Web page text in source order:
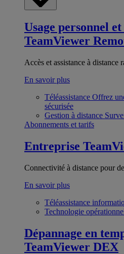
Usage personnel
TeamViewer
Accès et assistance à distance
En savoir plus
Téléassistance Offrez
sécurisée
Gestion à distance
Abonnements et tarifs
Entreprise
Connectivité à distance pour
En savoir plus
Téléassistance
Technologie
Dépannage en
TeamViewer DEX